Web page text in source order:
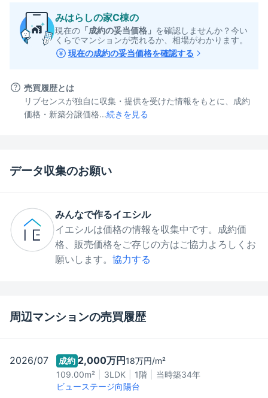
みはらしの家C棟の
現在の 「成約の妥当価格」 を確認しませんか？今い
くらでマンションが売れるか、相場がわかります。
現在の成約の妥当価格を確認する
売買履歴とは
リブセンスが独自に収集・提供を受けた情報をもとに、成約
価格・新築分譲価格...続きを見る
データ収集のお願い
みんなで作るイエシル
イエシルは価格の情報を収集中です。成約価
格、販売価格をご存じの方はご協力よろしくお
願いします。 協力する
周辺マンションの売買履歴
2026/07 成約 2,000万円18万円/m²
109.00m²
3LDK 1階 当時築34年
ビューステージ向陽台